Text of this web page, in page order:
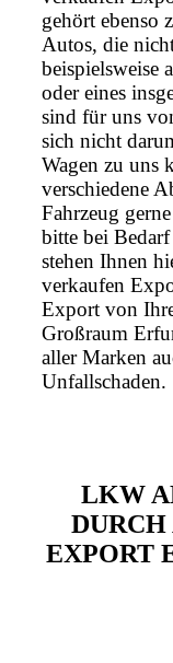
gehört ebenso
Autos, die
beispielsweise
oder eines
sind für uns
sich nicht
Wagen zu uns
verschiedene
Fahrzeug
bitte bei
stehen Ihnen
verkaufen
Export von
Großraum
aller Marken
Unfallschaden.
LKW
EXPORT